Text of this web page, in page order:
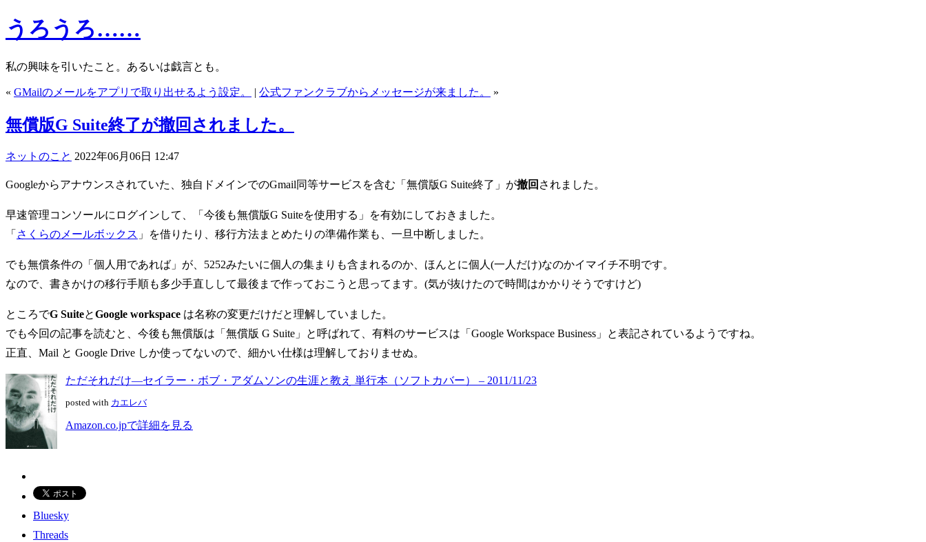
うろうろ……
私の興味を引いたこと。あるいは戯言とも。
« GMailのメールをアプリで取り出せるよう設定。 | 公式ファンクラブからメッセージが来ました。 »
無償版G Suite終了が撤回されました。
ネットのこと 2022年06月06日 12:47
Googleからアナウンスされていた、独自ドメインでのGmail同等サービスを含む「無償版G Suite終了」が撤回 されました。
早速管理コンソールにログインして、「今後も無償版G Suiteを使用する」を有効にしておきました。
「 さくらのメールボックス 」を借りたり、移行方法まとめたりの準備作業も、一旦中断しました。
でも無償条件の「個人用であれば」が、5252みたいに個人の集まりも含まれるのか、ほんとに個人(一人だけ)なのかイマイチ不明です。
なので、書きかけの移行手順も多少手直しして最後まで作っておこうと思ってます。(気が抜けたので時間はかかりそうですけど)
ところでG SuiteとGoogle workspace は名称の変更だけだと理解していました。
でも今回の記事を読むと、今後も無償版は「無償版 G Suite」と呼ばれて、有料のサービスは「Google Workspace Business」と表記されているようですね。
正直、Mail と Google Drive しか使ってないので、細かい仕様は理解しておりませぬ。
ただそれだけ―セイラー・ボブ・アダムソンの生涯と教え 単行本（ソフトカバー） – 2011/11/23
posted with カエレバ
Amazon.co.jpで詳細を見る
Bluesky
Threads